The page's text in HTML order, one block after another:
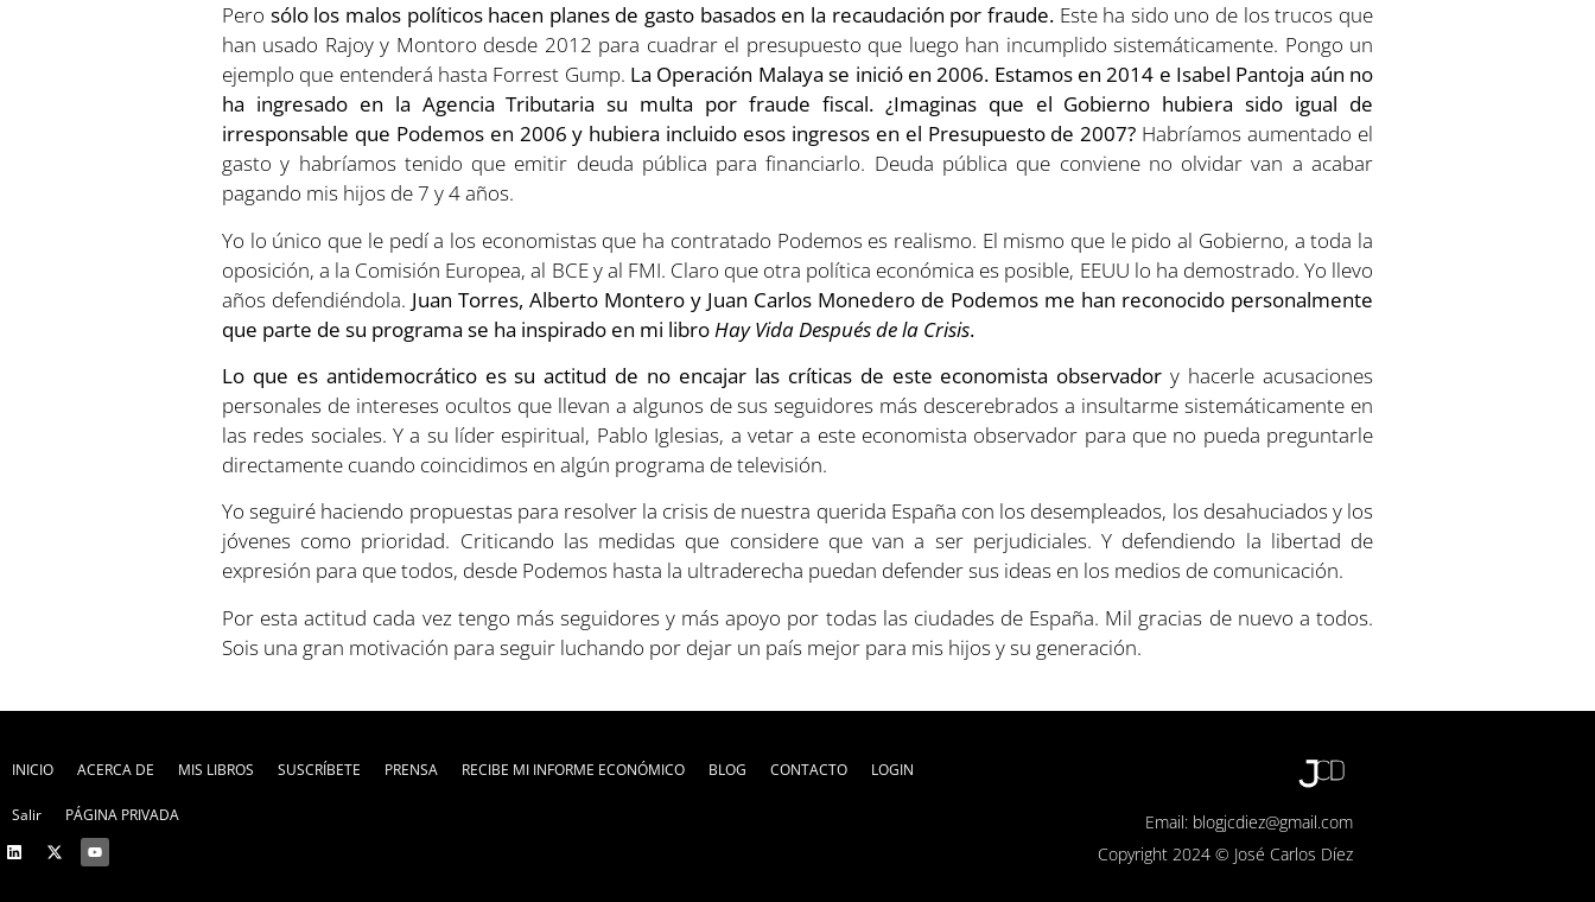
Pero sólo los malos políticos hacen planes de gasto basados en la recaudación por fraude.Este ha sido uno de los trucos que
han usado Rajoy y Montoro desde 2012 para cuadrar el presupuesto que luego han incumplido sistemáticamente. Pongo un
ejemplo que entenderá hasta Forrest Gump. La Operación Malaya se inició en 2006. Estamos en 2014 e Isabel Pantoja aún no
ha ingresado en la Agencia Tributaria su multa por fraude fiscal. ¿Imaginas que el Gobierno hubiera sido igual de
irresponsable que Podemos en 2006 y hubiera incluido esos ingresos en el Presupuesto de 2007? Habríamos aumentado el
gasto y habríamos tenido que emitir deuda pública para financiarlo. Deuda pública que conviene no olvidar van a acabar
pagando mis hijos de 7 y 4 años.
Yo lo único que le pedí a los economistas que ha contratado Podemos es realismo. El mismo que le pido al Gobierno, a toda la
oposición, a la Comisión Europea, al BCE y al FMI. Claro que otra política económica es posible, EEUU lo ha demostrado. Yo llevo
años defendiéndola. Juan Torres, Alberto Montero y Juan Carlos Monedero de Podemos me han reconocido personalmente
que parte de su programa se ha inspirado en mi libro Hay Vida Después de la Crisis.
Lo que es antidemocrático es su actitud de no encajar las críticas de este economista observador y hacerle acusaciones
personales de intereses ocultos que llevan a algunos de sus seguidores más descerebrados a insultarme sistemáticamente en
las redes sociales. Y a su líder espiritual, Pablo Iglesias, a vetar a este economista observador para que no pueda preguntarle
directamente cuando coincidimos en algún programa de televisión.
Yo seguiré haciendo propuestas para resolver la crisis de nuestra querida España con los desempleados, los desahuciados y los
jóvenes como prioridad. Criticando las medidas que considere que van a ser perjudiciales. Y defendiendo la libertad de
expresión para que todos, desde Podemos hasta la ultraderecha puedan defender sus ideas en los medios de comunicación.
Por esta actitud cada vez tengo más seguidores y más apoyo por todas las ciudades de España. Mil gracias de nuevo a todos.
Sois una gran motivación para seguir luchando por dejar un país mejor para mis hijos y su generación.
INICIO ACERCA DE MIS LIBROS SUSCRÍBETE PRENSA RECIBE MI INFORME ECONÓMICO BLOG CONTACTO LOGIN
Salir PÁGINA PRIVADA
Email: blogjcdiez@gmail.com
Copyright 2024 © José Carlos Díez